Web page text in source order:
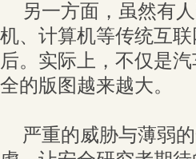
另一方面，虽然有
机、计算机等传统互
后。实际上，不仅是
全的版图越来越大。
严重的威胁与薄弱